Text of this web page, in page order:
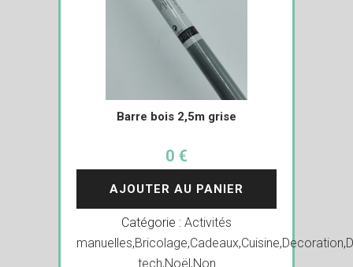
Barre bois 2,5m grise
0 €
AJOUTER AU PANIER
Catégorie : Activités
manuelles,Bricolage,Cadeaux,Cuisine,Decoration,
tech,Noël,Non